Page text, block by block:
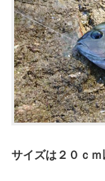
サイズは２０ｃ